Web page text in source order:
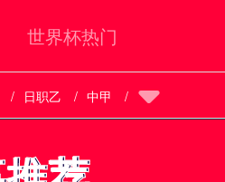
世界杯热门
日职乙 中甲